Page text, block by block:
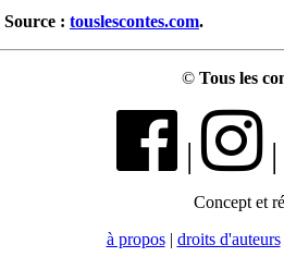
Source : touslescontes.com.
© Tous les
| |
Concept et
à propos| droits d'auteurs